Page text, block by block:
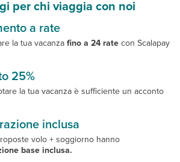
per chi viaggia con noi
a rate
la tua vacanzafino a 24 ratecon Scalapay
25%
la tua vacanza è sufficiente un acconto
inclusa
volo + soggiorno hanno
base inclusa.